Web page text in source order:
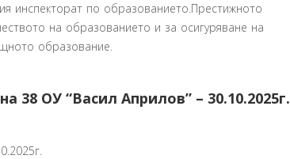
инспекторат по образованието.Престижното
на образованието и за осигуряване на
образование.
38 ОУ “Васил Априлов” – 30.10.2025г.